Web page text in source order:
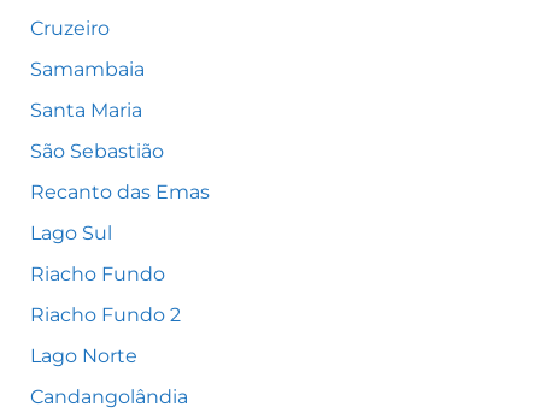
Cruzeiro
Samambaia
Santa Maria
São Sebastião
Recanto das Emas
Lago Sul
Riacho Fundo
Riacho Fundo 2
Lago Norte
Candangolândia